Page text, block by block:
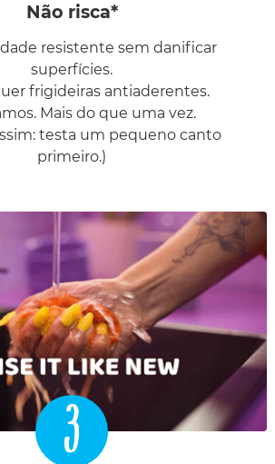
Não risca*
resistente sem danificar
superfícies.
frigideiras antiaderentes.
Mais do que uma vez.
testa um pequeno canto
primeiro.)
3